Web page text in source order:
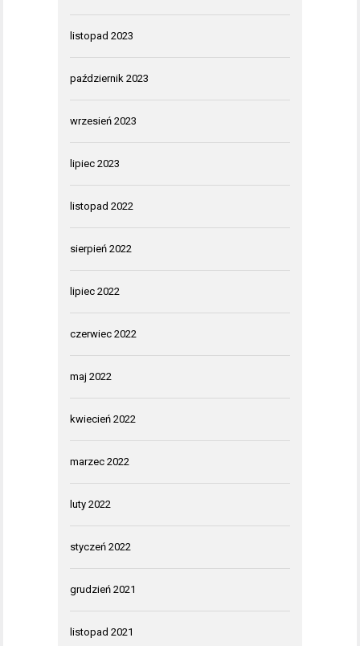
listopad 2023
październik 2023
wrzesień 2023
lipiec 2023
listopad 2022
sierpień 2022
lipiec 2022
czerwiec 2022
maj 2022
kwiecień 2022
marzec 2022
luty 2022
styczeń 2022
grudzień 2021
listopad 2021